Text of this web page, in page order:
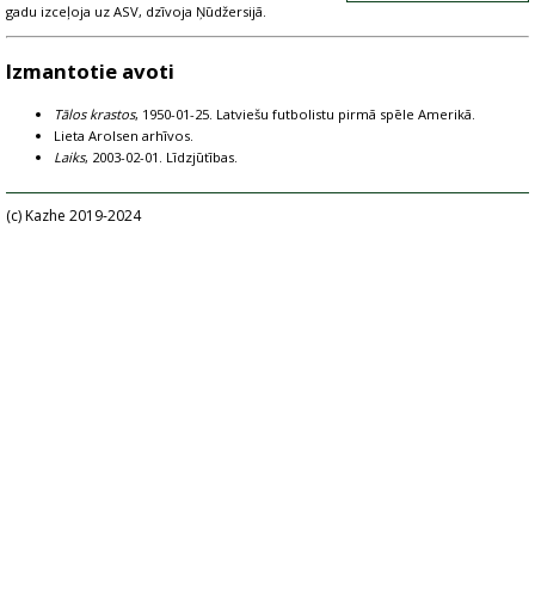
gadu izceļoja uz ASV, dzīvoja Ņūdžersijā.
Izmantotie avoti
Tālos krastos, 1950-01-25. Latviešu futbolistu pirmā spēle Amerikā.
Lieta Arolsen arhīvos.
Laiks, 2003-02-01. Līdzjūtības.
(c) Kazhe 2019-2024